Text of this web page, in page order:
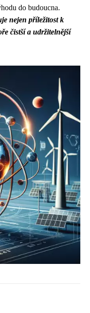
do budoucna.
nejen příležitost k
čistší a udržitelnější